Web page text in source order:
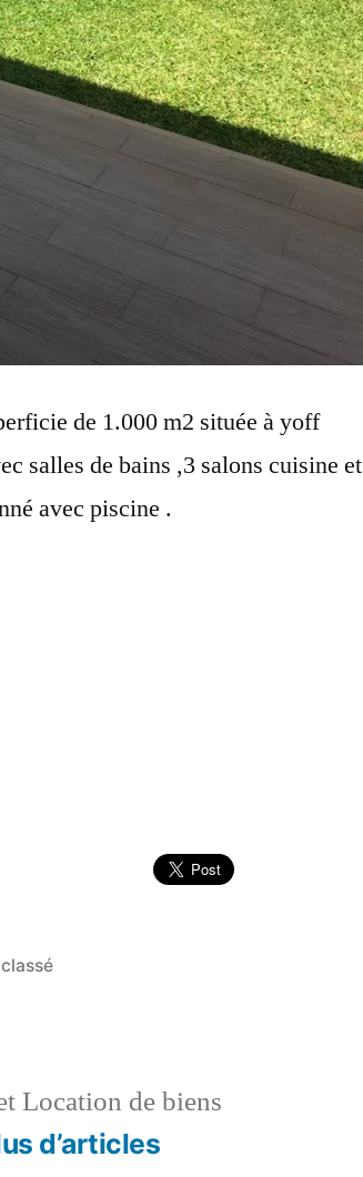
de 1.000 m2 située à yoff
salles de bains ,3 salons cuisine et
avec piscine .
Location de biens
d’articles